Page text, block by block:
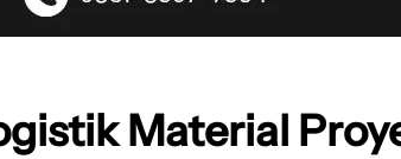
Material